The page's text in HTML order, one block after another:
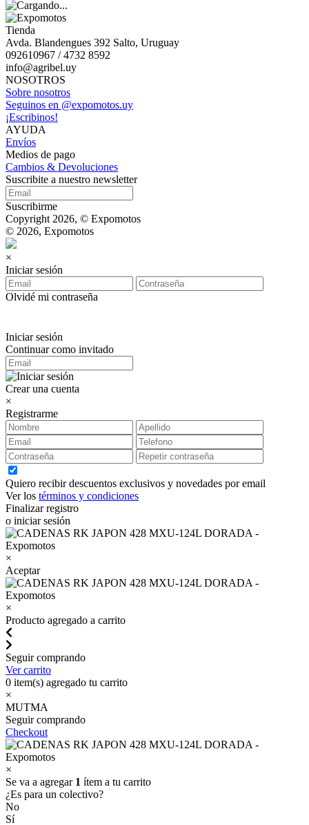
Tienda
Avda. Blandengues 392 Salto, Uruguay
092610967 / 4732 8592
info@agribel.uy
NOSOTROS
Sobre nosotros
Seguinos en @expomotos.uy
¡Escribinos!
AYUDA
Envíos
Medios de pago
Cambios & Devoluciones
Suscribite a nuestro newsletter
Suscribirme
Copyright 2026, © Expomotos
© 2026, Expomotos
×
Iniciar sesión
Olvidé mi contraseña
Iniciar sesión
Continuar como invitado
Crear una cuenta
×
Registrarme
Quiero recibir descuentos exclusivos y novedades por email
Ver los términos y condiciones
Finalizar registro
o iniciar sesión
×
Aceptar
×
Producto agregado a carrito
Seguir comprando
Ver carrito
0 item(s) agregado tu carrito
×
MUTMA
Seguir comprando
Checkout
×
Se va a agregar 1 ítem a tu carrito
¿Es para un colectivo?
No
Sí